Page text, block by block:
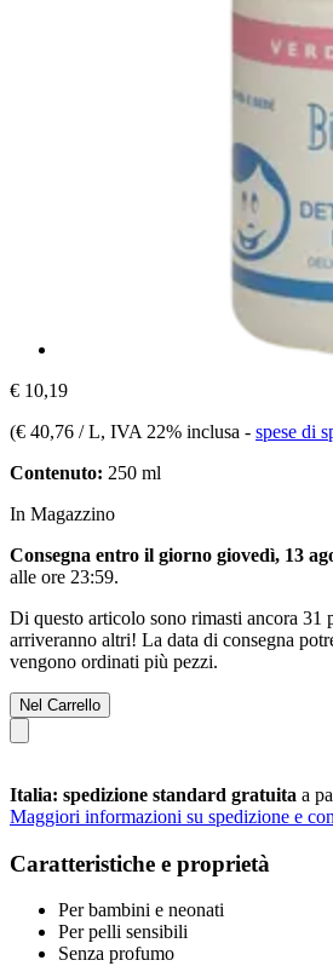
€ 10,19
(€ 40,76 / L, IVA 22% inclusa - spese di
Contenuto: 250 ml
In Magazzino
Consegna entro il giorno giovedì, 13
alle ore 23:59.
Di questo articolo sono rimasti ancora 31
arriveranno altri! La data di consegna
vengono ordinati più pezzi.
Nel Carrello
Italia: spedizione standard gratuita a
Maggiori informazioni su spedizione e
Caratteristiche e proprietà
Per bambini e neonati
Per pelli sensibili
Senza profumo